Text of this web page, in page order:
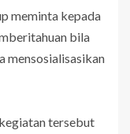
meminta kepada
bila
mensosialisasikan
tersebut